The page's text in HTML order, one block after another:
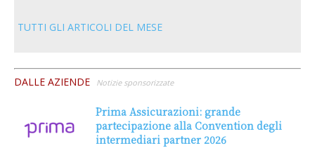
TUTTI GLI ARTICOLI DEL MESE
DALLE AZIENDE Notizie sponsorizzate
Prima Assicurazioni: grande
partecipazione alla Convention degli
intermediari partner 2026